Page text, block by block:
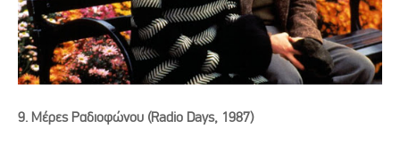
9. Μέρες Ραδιοφώνου (Radio Days, 1987)